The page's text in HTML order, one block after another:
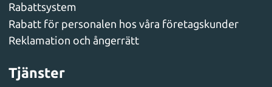
Rabattsystem
Rabatt för personalen hos våra företagskunder
Reklamation och ångerrätt
Tjänster